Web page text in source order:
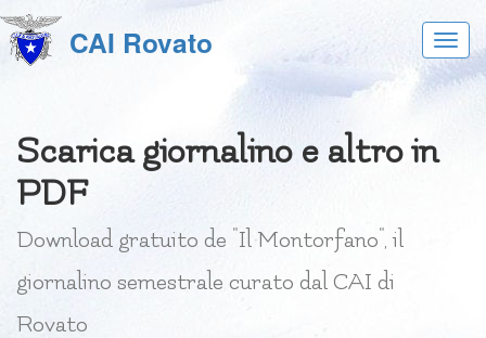
al
menu
CAI Rovato
Scarica giornalino e altro in
PDF
Download gratuito de "Il Montorfano", il
giornalino semestrale curato dal CAI di
Rovato